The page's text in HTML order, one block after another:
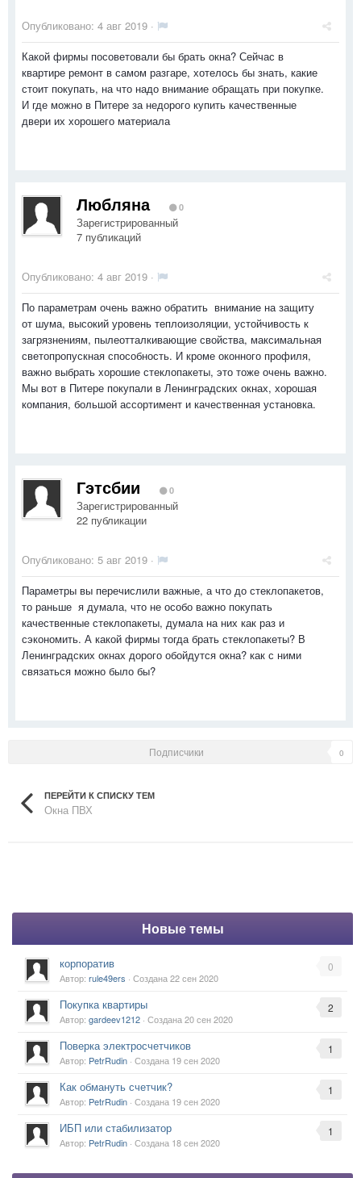
Опубликовано: 4 авг 2019 ·
Какой фирмы посоветовали бы брать окна? Сейчас в
квартире ремонт в самом разгаре, хотелось бы знать, какие
стоит покупать, на что надо внимание обращать при покупке.
И где можно в Питере за недорого купить качественные
двери их хорошего материала
Любляна 0
Зарегистрированный
7 публикаций
Опубликовано: 4 авг 2019 ·
По параметрам очень важно обратить внимание на защиту
от шума, высокий уровень теплоизоляции, устойчивость к
загрязнениям, пылеотталкивающие свойства, максимальная
светопропускная способность. И кроме оконного профиля,
важно выбрать хорошие стеклопакеты, это тоже очень важно.
Мы вот в Питере покупали в Ленинградских окнах, хорошая
компания, большой ассортимент и качественная установка.
Гэтсбии 0
Зарегистрированный
22 публикации
Опубликовано: 5 авг 2019 ·
Параметры вы перечислили важные, а что до стеклопакетов,
то раньше я думала, что не особо важно покупать
качественные стеклопакеты, думала на них как раз и
сэкономить. А какой фирмы тогда брать стеклопакеты? В
Ленинградских окнах дорого обойдутся окна? как с ними
связаться можно было бы?
Подписчики 0
ПЕРЕЙТИ К СПИСКУ ТЕМ
Окна ПВХ
Новые темы
0
корпоратив
Автор: rule49ers · Создана22 сен 2020
2
Покупка квартиры
Автор: gardeev1212 · Создана20 сен 2020
1
Поверка электросчетчиков
Автор: PetrRudin · Создана 19 сен 2020
1
Как обмануть счетчик?
Автор: PetrRudin · Создана 19 сен 2020
1
ИБП или стабилизатор
Автор: PetrRudin · Создана 18 сен 2020